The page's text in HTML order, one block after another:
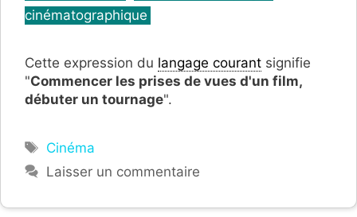
cinématographique
Cette expression du langage courant signifie
"Commencer les prises de vues d'un film,
débuter un tournage".
Étiquettes
Cinéma
Laisser un commentaire